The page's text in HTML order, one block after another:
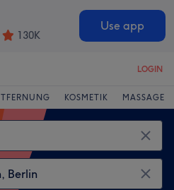
130K
Use app
LOGIN
KOSMETIK MASSAGE